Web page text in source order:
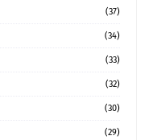
(37)
(34)
(33)
(32)
(30)
(29)